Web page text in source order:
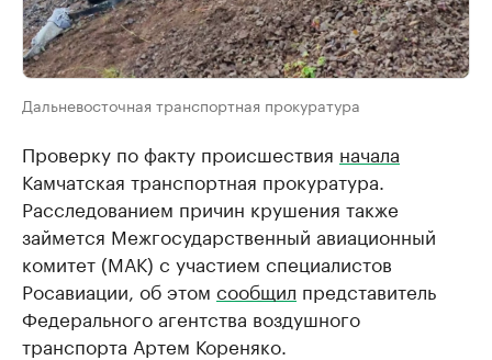
Дальневосточная транспортная прокуратура
Проверку по факту происшествия начала
Камчатская транспортная прокуратура.
Расследованием причин крушения также
займется Межгосударственный авиационный
комитет (МАК) с участием специалистов
Росавиации, об этом сообщил представитель
Федерального агентства воздушного
транспорта Артем Кореняко.